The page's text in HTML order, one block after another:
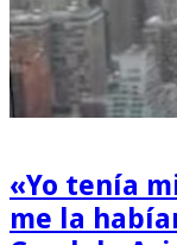
«Yo tenía
me la